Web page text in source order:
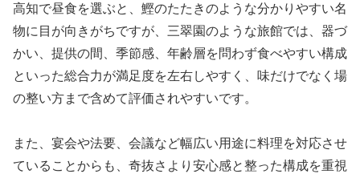
高知で昼食を選ぶと、鰹のたたきのような分かりやすい名
物に目が向きがちですが、三翠園のような旅館では、器づ
かい、提供の間、季節感、年齢層を問わず食べやすい構成
といった総合力が満足度を左右しやすく、味だけでなく場
の整い方まで含めて評価されやすいです。
また、宴会や法要、会議など幅広い用途に料理を対応させ
ていることからも、奇抜さより安心感と整った構成を重視